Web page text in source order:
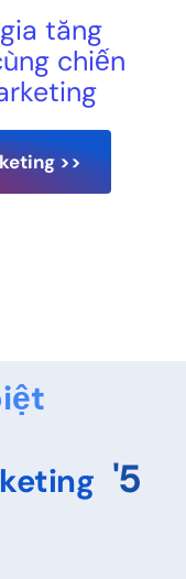
tăng
chiến
>>
'5